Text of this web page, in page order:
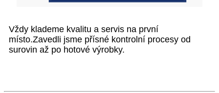
Vždy klademe kvalitu a servis na první
místo.Zavedli jsme přísné kontrolní procesy od
surovin až po hotové výrobky.